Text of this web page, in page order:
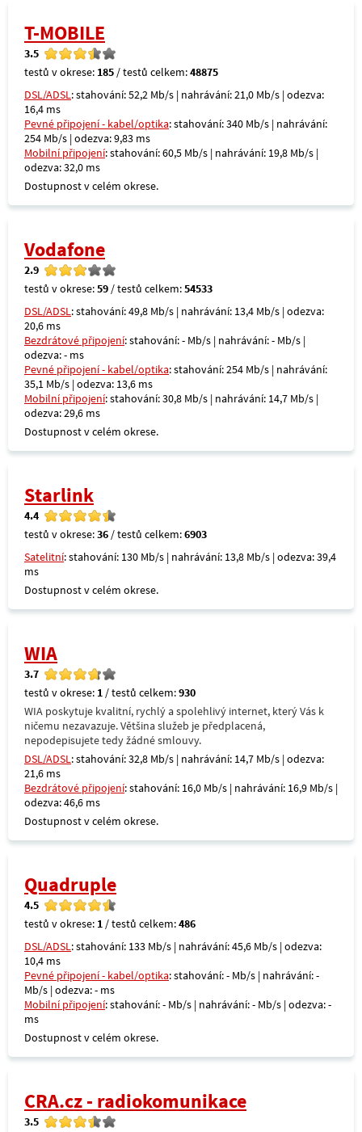
T-MOBILE
3.5
testů v okrese: 185 / testů celkem:48875
DSL/ADSL: stahování: 52,2 Mb/s | nahrávání: 21,0 Mb/s | odezva:
16,4 ms
Pevné připojení - kabel/optika: stahování: 340 Mb/s | nahrávání:
254 Mb/s | odezva: 9,83 ms
Mobilní připojení: stahování: 60,5 Mb/s | nahrávání: 19,8 Mb/s |
odezva: 32,0 ms
Dostupnost v celém okrese.
Vodafone
2.9
testů v okrese:59 / testů celkem:54533
DSL/ADSL: stahování: 49,8 Mb/s | nahrávání: 13,4 Mb/s | odezva:
20,6 ms
Bezdrátové připojení: stahování: - Mb/s | nahrávání: - Mb/s |
odezva: - ms
Pevné připojení - kabel/optika: stahování: 254 Mb/s | nahrávání:
35,1 Mb/s | odezva: 13,6 ms
Mobilní připojení: stahování: 30,8 Mb/s | nahrávání: 14,7 Mb/s |
odezva: 29,6 ms
Dostupnost v celém okrese.
Starlink
4.4
testů v okrese:36 / testů celkem:6903
Satelitní: stahování: 130 Mb/s | nahrávání: 13,8 Mb/s | odezva: 39,4
ms
Dostupnost v celém okrese.
WIA
3.7
testů v okrese: 1 / testů celkem:930
WIA poskytuje kvalitní, rychlý a spolehlivý internet, který Vás k
ničemu nezavazuje. Většina služeb je předplacená,
nepodepisujete tedy žádné smlouvy.
DSL/ADSL: stahování: 32,8 Mb/s | nahrávání: 14,7 Mb/s | odezva:
21,6 ms
Bezdrátové připojení: stahování: 16,0 Mb/s | nahrávání: 16,9 Mb/s |
odezva: 46,6 ms
Dostupnost v celém okrese.
Quadruple
4.5
testů v okrese: 1 / testů celkem:486
DSL/ADSL: stahování: 133 Mb/s | nahrávání: 45,6 Mb/s | odezva:
10,4 ms
Pevné připojení - kabel/optika: stahování: - Mb/s | nahrávání: -
Mb/s | odezva: - ms
Mobilní připojení: stahování: - Mb/s | nahrávání: - Mb/s | odezva: -
ms
Dostupnost v celém okrese.
CRA.cz - radiokomunikace
3.5